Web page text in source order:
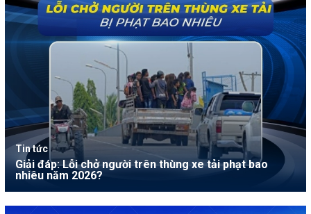
Tin tức
Giải đáp: Lỗi chở người trên thùng xe tải phạt bao
nhiêu năm 2026?